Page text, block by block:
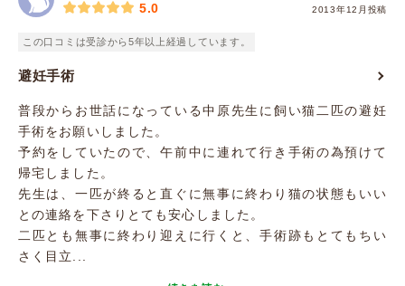
2013年12月投稿
5.0
この口コミは受診から5年以上経過しています。
避妊手術
普段からお世話になっている中原先生に飼い猫二匹の避妊
手術をお願いしました。
予約をしていたので、午前中に連れて行き手術の為預けて
帰宅しました。
先生は、一匹が終ると直ぐに無事に終わり猫の状態もいい
との連絡を下さりとても安心しました。
二匹とも無事に終わり迎えに行くと、手術跡もとてもちい
さく目立...